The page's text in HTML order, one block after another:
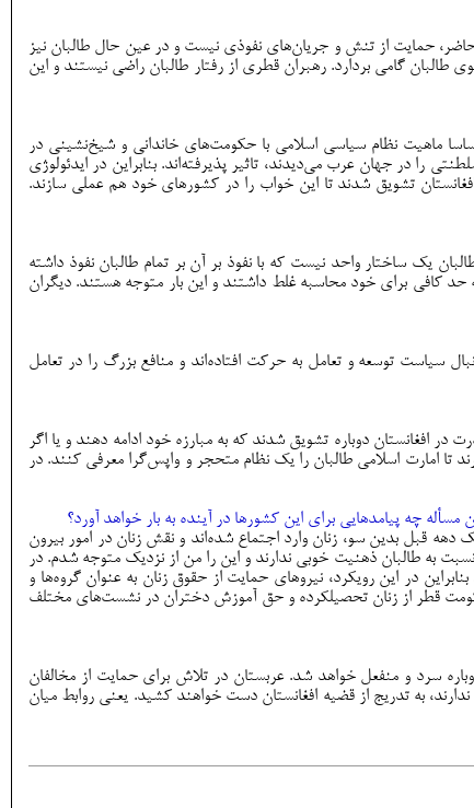
حمایت از تنش و جریان‌های نفوذی نیست و در عین حال طالبان نیز
گامی بردارد. رهبران قطری از رفتار طالبان راضی نیستند و این
ماهیت نظام سیاسی اسلامی با حکومت‌های خاندانی و شیخ‌نشینی در
را در جهان عرب می‌دیدند، تاثیر پذیرفته‌اند. بنابراین در ایدئولوژی
تشویق شدند تا این خواب را در کشورهای خود هم عملی سازند.
یک ساختار واحد نیست که با نفوذ بر آن بر تمام طالبان نفوذ داشته
کافی برای خود محاسبه غلط داشتند و این بار متوجه هستند. دیگران
سیاست توسعه و تعامل به حرکت افتاده‌اند و منافع بزرگ را در تعامل
دوباره تشویق شدند که به مبارزه خود ادامه دهند و یا اگر
تا امارت اسلامی طالبان را یک نظام متحجر و واپس‌گرا معرفی کنند. در
چه پیامدهایی برای این کشورها در آینده به بار خواهد آورد؟
قبل بدین سو، زنان وارد اجتماع شده‌اند و نقش زنان در امور بیرون
به طالبان ذهنیت خوبی ندارند و این را من از نزدیک متوجه شدم. در
در این رویکرد، نیروهای حمایت از حقوق زنان به عنوان گروه‌ها و
تا از سیاست زن‌ستیزی طالبان حمایت نکنند. این عملا در دوحه در سال 1401 دیده شد که چطور حکومت قطر از زنان تحصیلکرده و حق آموزش دختران در نشست‌های مختلف
سرد و منفعل خواهد شد. عربستان در تلاش برای حمایت از مخالفان
به تدریج از قضیه افغانستان دست خواهند کشید. یعنی روابط میان